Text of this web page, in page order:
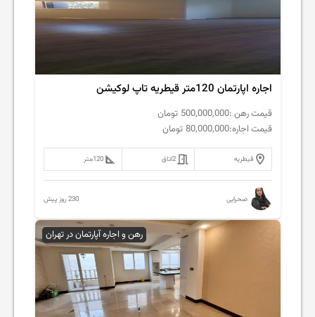
اجاره اپارتمان 120متر قیطریه تاپ لوکیشن
قیمت رهن :500,000,000 تومان
قیمت اجاره:80,000,000 تومان
قیطریه 2اتاق 120متر
صحرایی 230 روز پیش
رهن و اجاره آپارتمان در تهران